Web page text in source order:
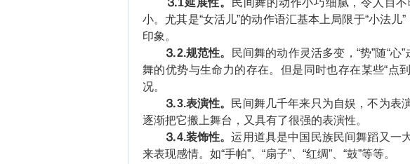
⒊1延展性。
民间舞的动作小巧细腻，令人目
小。尤其是“女活儿”的动作语汇基本上局限于“小法儿
印象。
⒊2.规范性。
民间舞的动作灵活多变，“势”随“心
舞的优势与生命力的存在。但是同时也存在某些“点
况。
⒊3.表演性。 民间舞几千年来只为自娱，不为表
逐渐把它搬上舞台，又具有了很强的表演性。
⒊4.装饰性。运用道具是中国民族民间舞蹈又一
来表现感情。如“手帕”、“扇子”、“红绸”、“鼓”等等。